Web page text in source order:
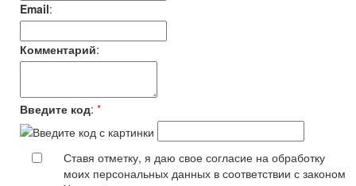
Email:
Комментарий:
Введите код: *
Ставя отметку, я даю свое согласие на обработку
моих персональных данных в соответствии с законом